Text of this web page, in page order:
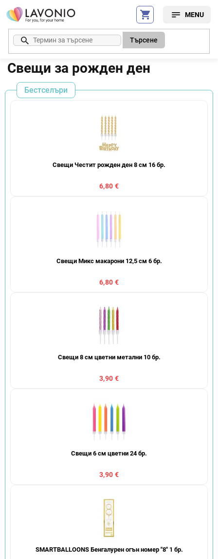
Преминаване
към
съдържанието
Търсене
Свещи за рожден ден
Бестселъри
Свещи Честит рожден ден 8 см 16 бр.
6,80 €
Свещи Микс макарони 12,5 см 6 бр.
6,80 €
Свещи 8 см цветни метални 10 бр.
3,90 €
Свещи 6 см цветни 24 бр.
3,90 €
SMARTBALLOONS Бенгалурен огън номер "8" 1 бр.